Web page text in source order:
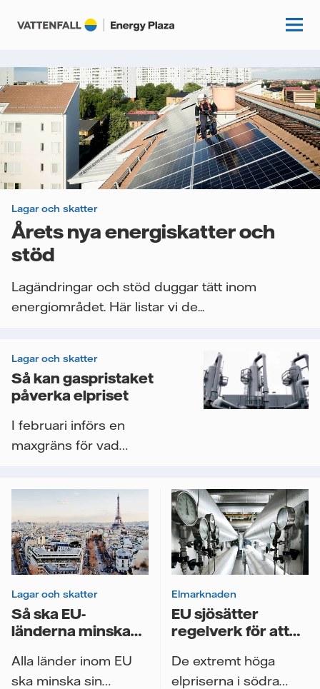
Start
Kunskapshubb
Fördjupning
Guider
Artiklar
Krönikor
Kundcase
Podcasts
Event
Om oss
Vattenfall.se
Lagar och skatter
Årets nya energiskatter och
stöd
Lagändringar och stöd duggar tätt inom
energiområdet. Här listar vi de...
Lagar och skatter
Så kan gaspristaket
påverka elpriset
I februari införs en
maxgräns för vad
Lagar och skatter
Så ska EU-
länderna minska
Alla länder inom EU
ska minska sin
Elmarknaden
EU sjösätter
regelverk för att
De extremt höga
elpriserna i södra